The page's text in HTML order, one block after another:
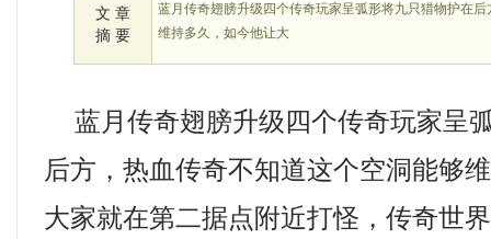
文 章
摘 要
蓝月传奇翅膀升级四个传奇玩家呈弧形将九只猎物护在
维持多久，如今他让大
蓝月传奇翅膀升级四个传奇玩家呈
后方，热血传奇不知道这个空洞能够
大家就在第二据点附近打怪，传奇世